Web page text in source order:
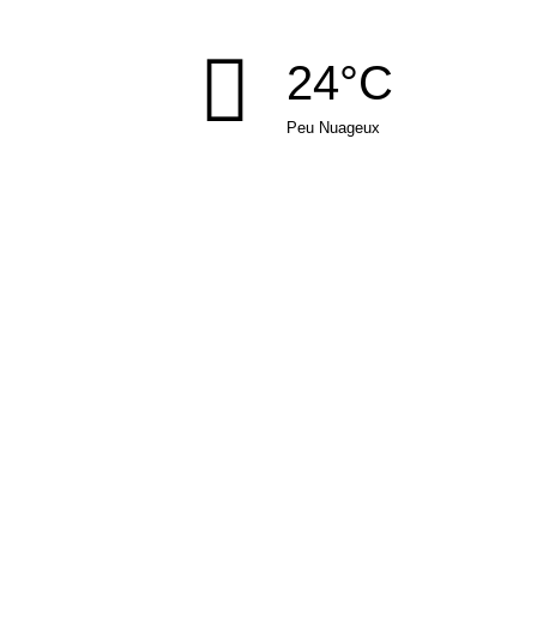
24°C
Peu Nuageux